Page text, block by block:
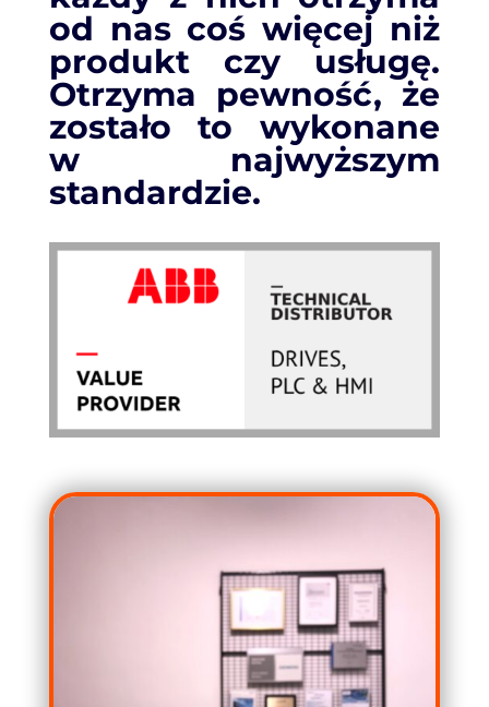
od nas coś więcej niż
produkt czy usługę.
Otrzyma pewność, że
zostało to wykonane
w najwyższym
standardzie.